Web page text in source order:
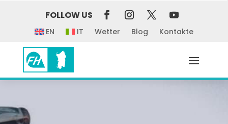
FOLLOW US
EN IT Wetter Blog Kontakte